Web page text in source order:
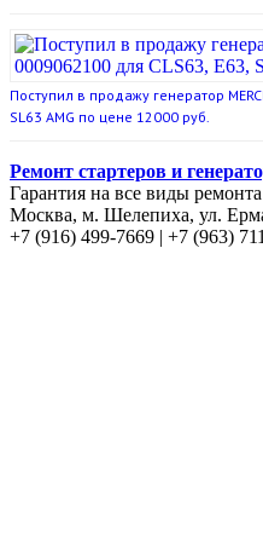
Поступил в продажу генератор
SL63 AMG по цене 12000 руб.
Ремонт стартеров и
Гарантия на все виды ремонта
Москва, м. Шелепиха, ул.
+7 (916) 499-7669 | +7 (963)